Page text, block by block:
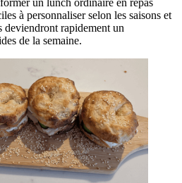
à personnaliser selon les saisons et
deviendront rapidement un
de la semaine.